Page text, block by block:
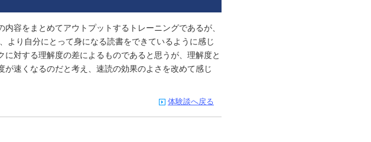
容をまとめてアウトプットするトレーニングであるが、
より自分にとって身になる読書をできているように感じ
対する理解度の差によるものであると思うが、理解度と
速くなるのだと考え、速読の効果のよさを改めて感じ
体験談へ戻る